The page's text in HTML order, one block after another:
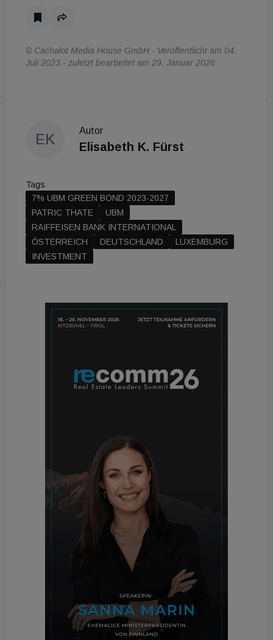
© Cachalot Media House GmbH - Veröffentlicht am 04.
Juli 2023 - zuletzt bearbeitet am 29. Januar 2026
EK
Autor
Elisabeth K. Fürst
Tags
7% UBM GREEN BOND 2023-2027
PATRIC THATE
UBM
RAIFFEISEN BANK INTERNATIONAL
ÖSTERREICH
DEUTSCHLAND
LUXEMBURG
INVESTMENT